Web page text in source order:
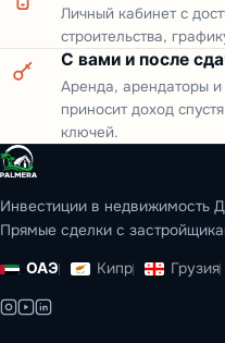
Личный кабинет с
строительства,
С вами и после
Аренда, арендаторы
приносит доход
ключей.
Инвестиции в недвижимость
Прямые сделки с
ОАЭ Кипр Грузия